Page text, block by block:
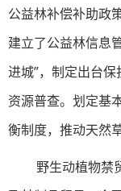
公益林补偿补助政
建立了公益林信息
进城”，制定出台
资源普查。划定基
衡制度，推动天然
野生动植物禁